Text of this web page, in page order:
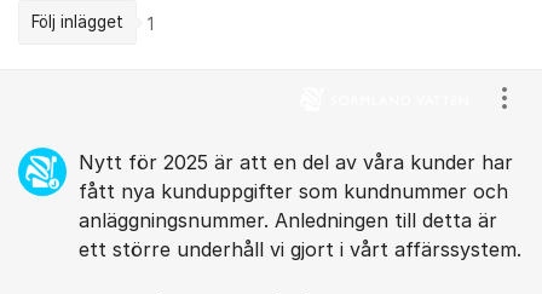
Följ inlägget 1
Nytt för 2025 är att en del av våra kunder har
fått nya kunduppgifter som kundnummer och
anläggningsnummer. Anledningen till detta är
ett större underhåll vi gjort i vårt affärssystem.